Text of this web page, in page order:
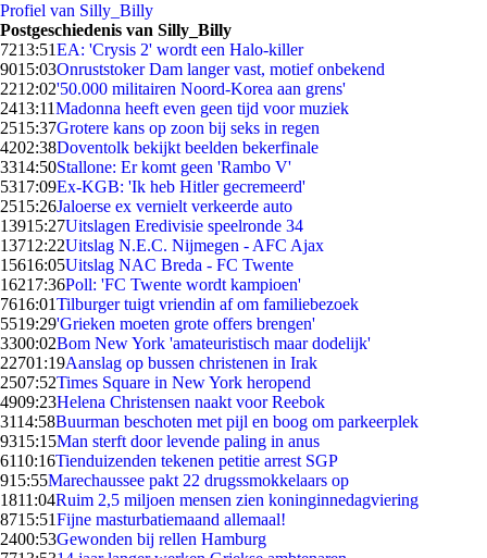
Profiel van Silly_Billy
Postgeschiedenis van Silly_Billy
7213:51EA: 'Crysis 2' wordt een Halo-killer
9015:03Onruststoker Dam langer vast, motief onbekend
2212:02'50.000 militairen Noord-Korea aan grens'
2413:11Madonna heeft even geen tijd voor muziek
2515:37Grotere kans op zoon bij seks in regen
4202:38Doventolk bekijkt beelden bekerfinale
3314:50Stallone: Er komt geen 'Rambo V'
5317:09Ex-KGB: 'Ik heb Hitler gecremeerd'
2515:26Jaloerse ex vernielt verkeerde auto
13915:27Uitslagen Eredivisie speelronde 34
13712:22Uitslag N.E.C. Nijmegen - AFC Ajax
15616:05Uitslag NAC Breda - FC Twente
16217:36Poll: 'FC Twente wordt kampioen'
7616:01Tilburger tuigt vriendin af om familiebezoek
5519:29'Grieken moeten grote offers brengen'
3300:02Bom New York 'amateuristisch maar dodelijk'
22701:19Aanslag op bussen christenen in Irak
2507:52Times Square in New York heropend
4909:23Helena Christensen naakt voor Reebok
3114:58Buurman beschoten met pijl en boog om parkeerplek
9315:15Man sterft door levende paling in anus
6110:16Tienduizenden tekenen petitie arrest SGP
915:55Marechaussee pakt 22 drugssmokkelaars op
1811:04Ruim 2,5 miljoen mensen zien koninginnedagviering
8715:51Fijne masturbatiemaand allemaal!
2400:53Gewonden bij rellen Hamburg